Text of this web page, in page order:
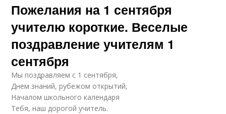
Пожелания на 1 сентября
учителю короткие. Веселые
поздравление учителям 1
сентября
Мы поздравляем с 1 сентября,
Днем знаний, рубежом открытий,
Началом школьного календаря
Тебя, наш дорогой учитель.